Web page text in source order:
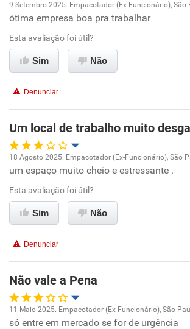
Oportunidade de promoção
Ambiente de trabalho
Benefícios
Recomenda esta empresa
9 Setembro 2025. Empacotador (Ex-Funcionário), São
ótima empresa boa pra trabalhar
Esta avaliação foi útil?
Sim Não
Denunciar
Um local de trabalho muito
Oportunidade de promoção
Ambiente de trabalho
Benefícios
Não recomenda esta empresa
18 Agosto 2025. Empacotador (Ex-Funcionário), São
um espaço muito cheio e estressante .
Esta avaliação foi útil?
Sim Não
Denunciar
Não vale a Pena
Oportunidade de promoção
11 Maio 2025. Empacotador (Ex-Funcionário), São
só entre em mercado se for de urgência